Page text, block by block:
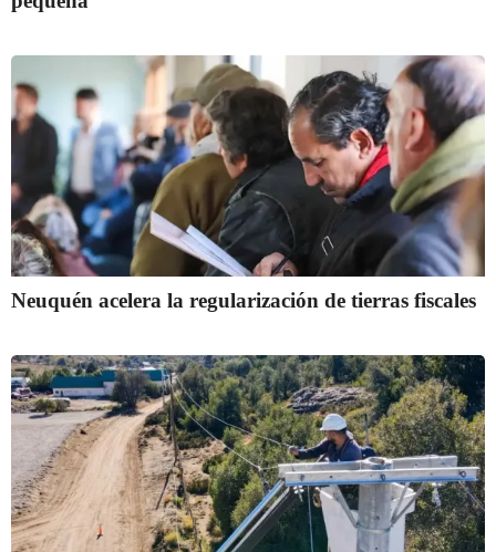
Neuquén acelera la regularización de tierras fiscales